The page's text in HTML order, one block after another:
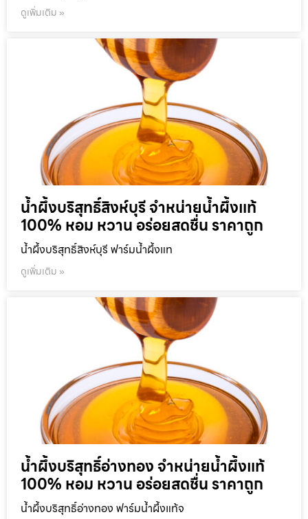
ดูเพิ่มเติม »
น้ำผึ้งบริสุทธิ์สิงห์บุรี จำหน่ายน้ำผึ้งแท้
100% หอม หวาน อร่อยสดชื่น ราคาถูก
น้ำผึ้งบริสุทธิ์สิงห์บุรี ฟาร์มน้ำผึ้งแท
ดูเพิ่มเติม »
น้ำผึ้งบริสุทธิ์อ่างทอง จำหน่ายน้ำผึ้งแท้
100% หอม หวาน อร่อยสดชื่น ราคาถูก
น้ำผึ้งบริสุทธิ์อ่างทอง ฟาร์มน้ำผึ้งแท้จ